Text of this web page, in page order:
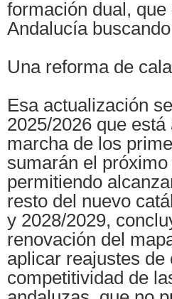
formación dual,
Andalucía
Una reforma de
Esa actualización
2025/2026 que
marcha de los
sumarán el
permitiendo
resto del nuevo
y 2028/2029,
renovación del
aplicar reajustes
competitividad de